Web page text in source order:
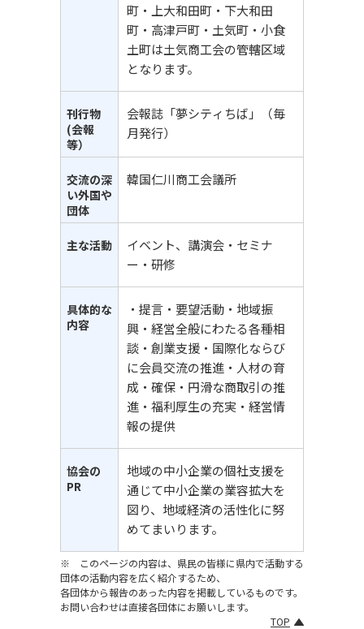
町・上大和田町・下大和田
町・高津戸町・土気町・小食
土町は土気商工会の管轄区域
となります。
刊行物
(会報
等）
会報誌「夢シティちば」（毎
月発行）
交流の深
い外国や
団体
韓国仁川商工会議所
主な活動
イベント、講演会・セミナ
ー・研修
具体的な
内容
・提言・要望活動・地域振
興・経営全般にわたる各種相
談・創業支援・国際化ならび
に会員交流の推進・人材の育
成・確保・円滑な商取引の推
進・福利厚生の充実・経営情
報の提供
協会の
PR
地域の中小企業の個社支援を
通じて中小企業の業容拡大を
図り、地域経済の活性化に努
めてまいります。
※ このページの内容は、県民の皆様に県内で活動する
団体の活動内容を広く紹介するため、
各団体から報告のあった内容を掲載しているものです。
お問い合わせは直接各団体にお願いします。
TOP